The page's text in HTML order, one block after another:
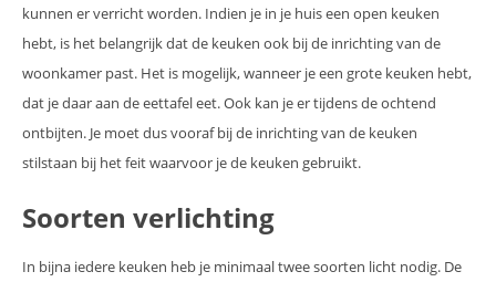
kunnen er verricht worden. Indien je in je huis een open keuken
hebt, is het belangrijk dat de keuken ook bij de inrichting van de
woonkamer past. Het is mogelijk, wanneer je een grote keuken hebt,
dat je daar aan de eettafel eet. Ook kan je er tijdens de ochtend
ontbijten. Je moet dus vooraf bij de inrichting van de keuken
stilstaan bij het feit waarvoor je de keuken gebruikt.
Soorten verlichting
In bijna iedere keuken heb je minimaal twee soorten licht nodig. De